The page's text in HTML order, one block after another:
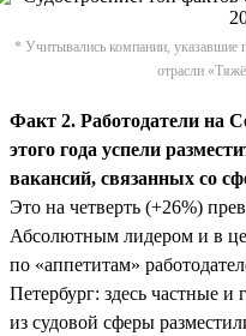
* Учитывались компании, указавшие
отрасли
Факт 2. Работодатели на
этого года успели
вакансий, связанных со
Это на четверть (+26%)
Абсолютным лидером и в
по «аппетитам»
Петербург: здесь частные и
из судовой сферы